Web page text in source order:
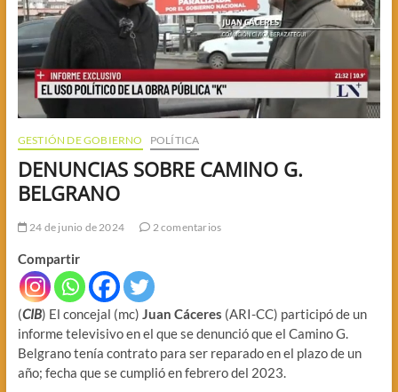
GESTIÓN DE GOBIERNO POLÍTICA
DENUNCIAS SOBRE CAMINO G.
BELGRANO
24 de junio de 2024 2 comentarios
Compartir
(CIB) El concejal (mc) Juan Cáceres (ARI-CC) participó de un
informe televisivo en el que se denunció que el Camino G.
Belgrano tenía contrato para ser reparado en el plazo de un
año; fecha que se cumplió en febrero del 2023.